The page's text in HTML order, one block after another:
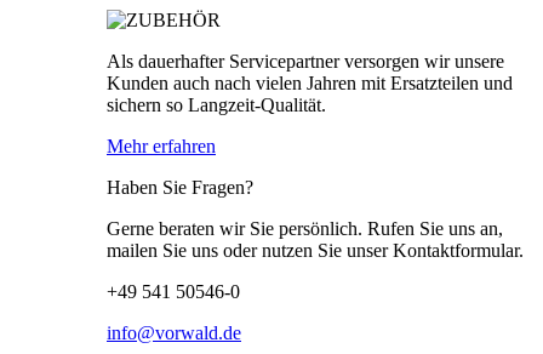
Als dauerhafter Servicepartner versorgen wir unsere
Kunden auch nach vielen Jahren mit Ersatzteilen und
sichern so Langzeit-Qualität.
Mehr erfahren
Haben Sie Fragen?
Gerne beraten wir Sie persönlich. Rufen Sie uns an,
mailen Sie uns oder nutzen Sie unser Kontaktformular.
+49 541 50546-0
info@vorwald.de